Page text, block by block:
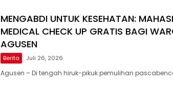
MENGABDI UNTUK KESEHATAN:
MEDICAL CHECK UP GRATIS BAGI
AGUSEN
Berita Juli 26, 2026
Agusen – Di tengah hiruk-pikuk pemulihan